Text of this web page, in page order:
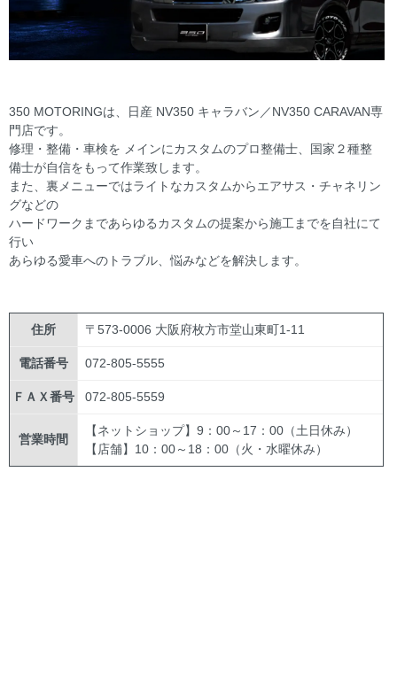
350 MOTORINGは、日産 NV350 キャラバン／NV350 CARAVAN専
門店です。
修理・整備・車検を メインにカスタムのプロ整備士、国家２種整
備士が自信をもって作業致します。
また、裏メニューではライトなカスタムからエアサス・チャネリン
グなどの
ハードワークまであらゆるカスタムの提案から施工までを自社にて
行い
あらゆる愛車へのトラブル、悩みなどを解決します。
住所 〒573-0006 大阪府枚方市堂山東町1-11
電話番号 072-805-5555
ＦＡＸ番号 072-805-5559
営業時間
【ネットショップ】9：00～17：00（土日休み）
【店舗】10：00～18：00（火・水曜休み）